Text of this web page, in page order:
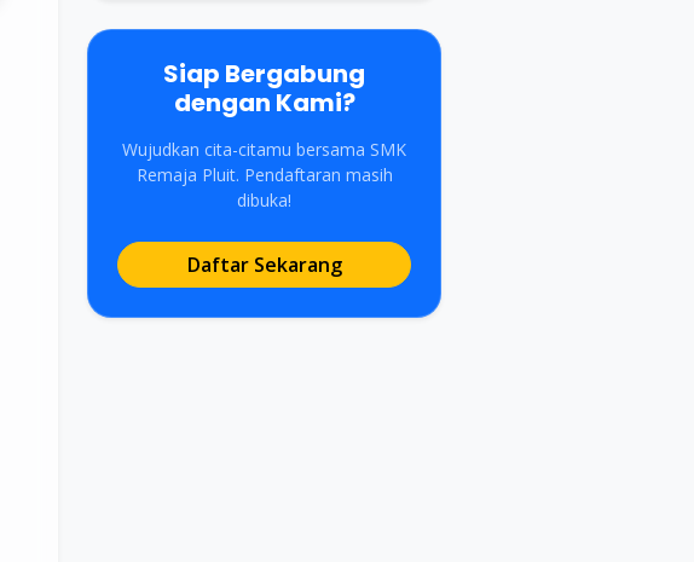
Siap Bergabung
dengan Kami?
Wujudkan cita-citamu bersama SMK
Remaja Pluit. Pendaftaran masih
dibuka!
Daftar Sekarang